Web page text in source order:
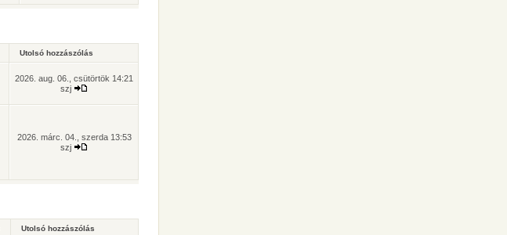
Utolsó hozzászólás
2026. aug. 06., csütörtök 14:21
szj
2026. márc. 04., szerda 13:53
szj
Utolsó hozzászólás